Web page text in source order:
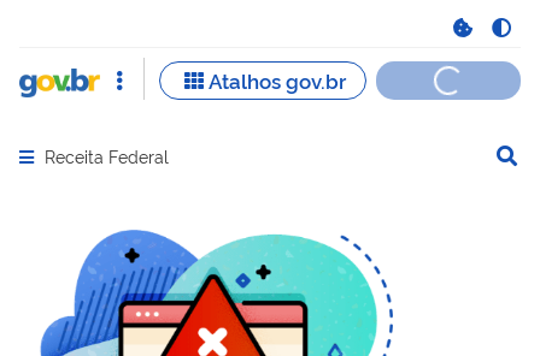
Abrir menu principal de navegação
Receita Federal